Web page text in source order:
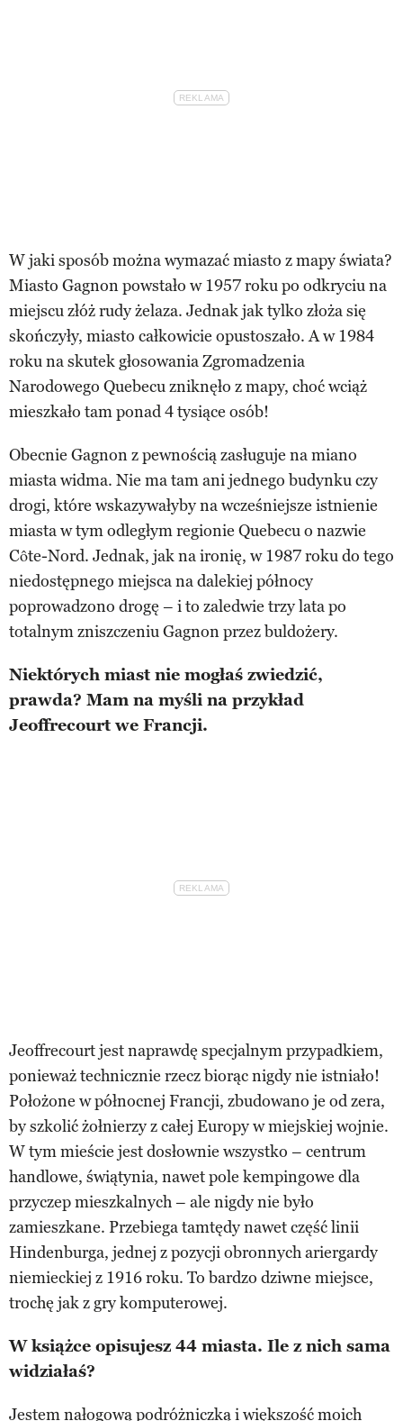
W jaki sposób można wymazać miasto z mapy świata?
Miasto Gagnon powstało w 1957 roku po odkryciu na
miejscu złóż rudy żelaza. Jednak jak tylko złoża się
skończyły, miasto całkowicie opustoszało. A w 1984
roku na skutek głosowania Zgromadzenia
Narodowego Quebecu zniknęło z mapy, choć wciąż
mieszkało tam ponad 4 tysiące osób!
Obecnie Gagnon z pewnością zasługuje na miano
miasta widma. Nie ma tam ani jednego budynku czy
drogi, które wskazywałyby na wcześniejsze istnienie
miasta w tym odległym regionie Quebecu o nazwie
Côte-Nord. Jednak, jak na ironię, w 1987 roku do tego
niedostępnego miejsca na dalekiej północy
poprowadzono drogę – i to zaledwie trzy lata po
totalnym zniszczeniu Gagnon przez buldożery.
Niektórych miast nie mogłaś zwiedzić,
prawda? Mam na myśli na przykład
Jeoffrecourt we Francji.
Jeoffrecourt jest naprawdę specjalnym przypadkiem,
ponieważ technicznie rzecz biorąc nigdy nie istniało!
Położone w północnej Francji, zbudowano je od zera,
by szkolić żołnierzy z całej Europy w miejskiej wojnie.
W tym mieście jest dosłownie wszystko – centrum
handlowe, świątynia, nawet pole kempingowe dla
przyczep mieszkalnych – ale nigdy nie było
zamieszkane. Przebiega tamtędy nawet część linii
Hindenburga, jednej z pozycji obronnych ariergardy
niemieckiej z 1916 roku. To bardzo dziwne miejsce,
trochę jak z gry komputerowej.
W książce opisujesz 44 miasta. Ile z nich sama
widziałaś?
Jestem nałogową podróżniczką i większość moich